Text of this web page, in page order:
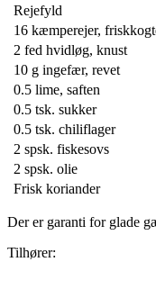
Rejefyld
16 kæmperejer,
2 fed hvidløg, knust
10 g ingefær, revet
0.5 lime, saften
0.5 tsk. sukker
0.5 tsk. chiliflager
2 spsk. fiskesovs
2 spsk. olie
Frisk koriander
Der er garanti for glade
Tilhører: